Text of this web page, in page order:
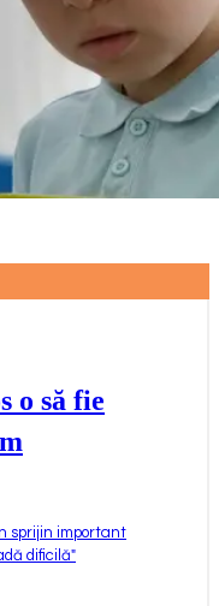
o să fie
sprijin important
dificilă"